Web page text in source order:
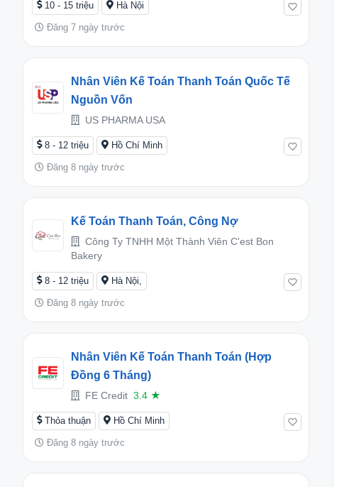
10 - 15 triệu Hà Nội
Đăng 7 ngày trước
Nhân Viên Kế Toán Thanh Toán Quốc Tế
Nguồn Vốn
US PHARMA USA
8 - 12 triệu Hồ Chí Minh
Đăng 8 ngày trước
Kế Toán Thanh Toán, Công Nợ
Công Ty TNHH Một Thành Viên C'est Bon
Bakery
8 - 12 triệu Hà Nội,
Đăng 8 ngày trước
Nhân Viên Kế Toán Thanh Toán (Hợp
Đồng 6 Tháng)
FE Credit 3.4 ★
Thỏa thuận Hồ Chí Minh
Đăng 8 ngày trước